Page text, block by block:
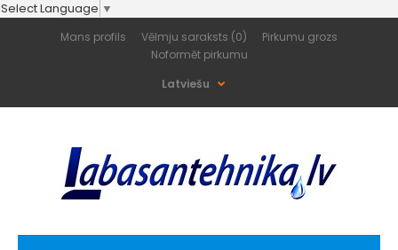
Select Language ▼
Mans profils Vēlmju saraksts (0)
Pirkumu grozs
Noformēt pirkumu
Latviešu